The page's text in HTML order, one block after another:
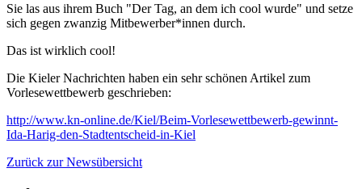
Sie las aus ihrem Buch "Der Tag, an dem ich cool wurde" und setze
sich gegen zwanzig Mitbewerber*innen durch.
Das ist wirklich cool!
Die Kieler Nachrichten haben ein sehr schönen Artikel zum
Vorlesewettbewerb geschrieben:
http://www.kn-online.de/Kiel/Beim-Vorlesewettbewerb-gewinnt-
Ida-Harig-den-Stadtentscheid-in-Kiel
Zurück zur Newsübersicht